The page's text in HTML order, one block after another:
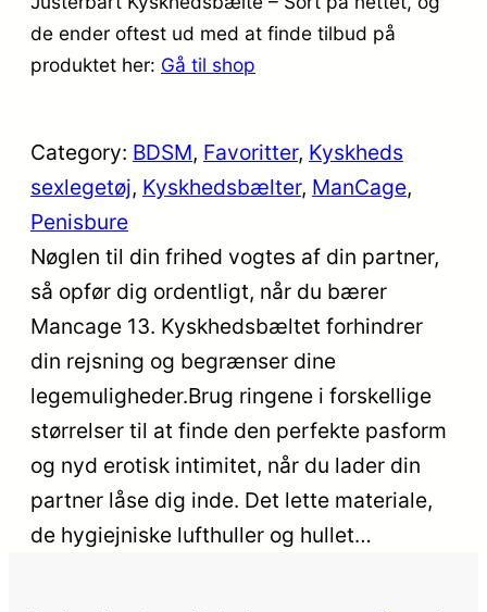
de ender oftest ud med at finde tilbud på
produktet her: Gå til shop
Category: BDSM, Favoritter, Kyskheds
sexlegetøj, Kyskhedsbælter, ManCage
Penisbure
Nøglen til din frihed vogtes af din partner,
så opfør dig ordentligt, når du bærer
Mancage 13. Kyskhedsbæltet forhindrer
din rejsning og begrænser dine
legemuligheder.Brug ringene i forskellige
størrelser til at finde den perfekte pasform
og nyd erotisk intimitet, når du lader din
partner låse dig inde. Det lette materiale,
de hygiejniske lufthuller og hullet…